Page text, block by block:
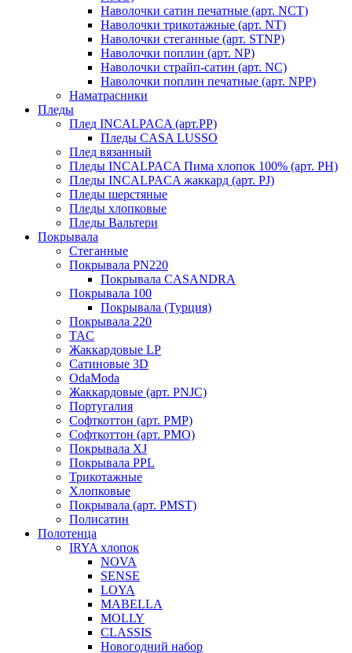
Наволочки сатин печатные (арт. NCT)
Наволочки трикотажные (арт. NT)
Наволочки стеганные (арт. STNP)
Наволочки поплин (арт. NP)
Наволочки страйп-сатин (арт. NC)
Наволочки поплин печатные (арт. NPP)
Наматрасники
Пледы
Плед INCALPACA (арт.PP)
Пледы CASA LUSSO
Плед вязанный
Пледы INCALPACA Пима хлопок 100% (арт. PH)
Пледы INCALPACA жаккард (арт. PJ)
Пледы шерстяные
Пледы хлопковые
Пледы Вальтери
Покрывала
Стеганные
Покрывала PN220
Покрывала CASANDRA
Покрывала 100
Покрывала (Турция)
Покрывала 220
TAC
Жаккардовые LP
Сатиновые 3D
OdaModa
Жаккардовые (арт. PNJC)
Португалия
Софткоттон (арт. PMP)
Софткоттон (арт. PMO)
Покрывала XJ
Покрывала PPL
Трикотажные
Хлопковые
Покрывала (арт. PMST)
Полисатин
Полотенца
IRYA хлопок
NOVA
SENSE
LOYA
MABELLA
MOLLY
CLASSIS
Новогодний набор